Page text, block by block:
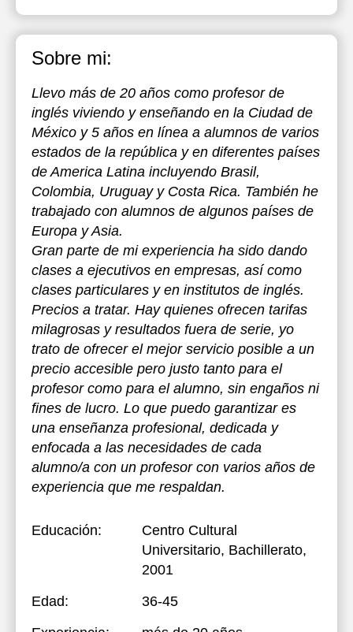
Sobre mi:
Llevo más de 20 años como profesor de
inglés viviendo y enseñando en la Ciudad de
México y 5 años en línea a alumnos de varios
estados de la república y en diferentes países
de America Latina incluyendo Brasil,
Colombia, Uruguay y Costa Rica. También he
trabajado con alumnos de algunos países de
Europa y Asia.
Gran parte de mi experiencia ha sido dando
clases a ejecutivos en empresas, así como
clases particulares y en institutos de inglés.
Precios a tratar. Hay quienes ofrecen tarifas
milagrosas y resultados fuera de serie, yo
trato de ofrecer el mejor servicio posible a un
precio accesible pero justo tanto para el
profesor como para el alumno, sin engaños ni
fines de lucro. Lo que puedo garantizar es
una enseñanza profesional, dedicada y
enfocada a las necesidades de cada
alumno/a con un profesor con varios años de
experiencia que me respaldan.
Educación:
Centro Cultural
Universitario, Bachillerato,
2001
Edad:
36-45